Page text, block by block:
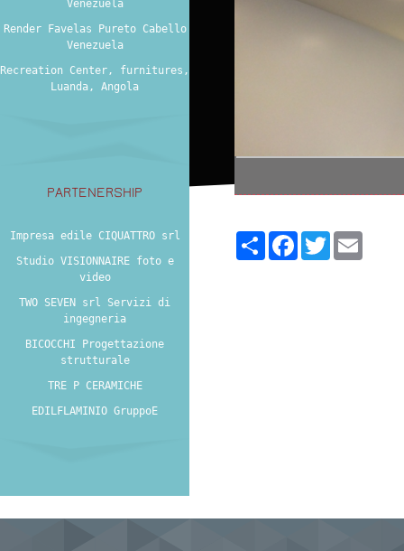
Share FacebookTwitter
Venezuela
Render Favelas Pureto Cabello
Venezuela
Recreation Center, furnitures,
Luanda, Angola
PARTENERSHIP
Impresa edile CIQUATTRO srl
Studio VISIONNAIRE foto e
video
TWO SEVEN srl Servizi di
ingegneria
BICOCCHI Progettazione
strutturale
TRE P CERAMICHE
EDILFLAMINIO GruppoE